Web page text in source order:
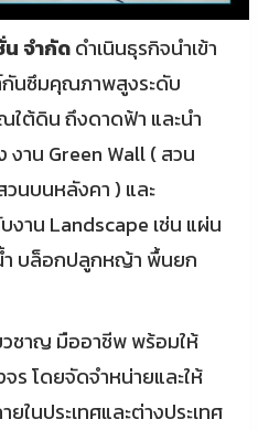
น จํากัดดำเนินธุรกิจนำเข้า
นซึมคุณภาพสูงระดับ
ใต้ดิน ถึงดาดฟ้า และนำ
าน Green Wall ( สวน
นบนหลังคา ) และ
าน Landscape เช่น แผ่น
ำ บล็อกปลูกหญ้า พื้นยก
ชาญ มืออาชีพ พร้อมให้
ร โดยจัดจำหน่ายและให้
ในประเทศและต่างประเทศ